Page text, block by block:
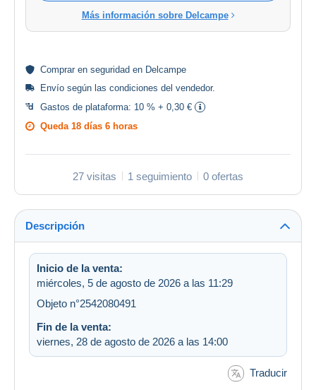
Más información sobre Delcampe
Comprar en seguridad en Delcampe
Envío según las condiciones del vendedor.
Gastos de plataforma: 10 % + 0,30 €
Queda 18 días 6 horas
27 visitas 1 seguimiento 0 ofertas
Descripción
Inicio de la venta:
miércoles, 5 de agosto de 2026 a las 11:29
Objeto n°2542080491
Fin de la venta:
viernes, 28 de agosto de 2026 a las 14:00
Traducir